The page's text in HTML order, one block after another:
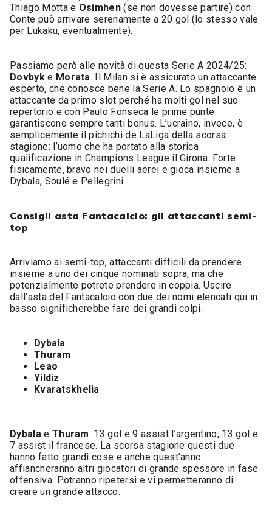
Thiago Motta e Osimhen(se non dovesse partire) con
Conte può arrivare serenamente a 20 gol (lo stesso vale
per Lukaku, eventualmente).
Passiamo però alle novità di questa Serie A 2024/25:
Dovbyke Morata. Il Milan si è assicurato un attaccante
esperto, che conosce bene la Serie A. Lo spagnolo è un
attaccante da primo slot perché ha molti gol nel suo
repertorio e con Paulo Fonseca le prime punte
garantiscono sempre tanti bonus. L’ucraino, invece, è
semplicemente il pichichi de LaLiga della scorsa
stagione: l’uomo che ha portato alla storica
qualificazione in Champions League il Girona. Forte
fisicamente, bravo nei duelli aerei e gioca insieme a
Dybala, Soulé e Pellegrini.
Consigli asta Fantacalcio: gli attaccanti semi-
top
Arriviamo ai semi-top, attaccanti difficili da prendere
insieme a uno dei cinque nominati sopra, ma che
potenzialmente potrete prendere in coppia. Uscire
dall’asta del Fantacalcio con due dei nomi elencati qui in
basso significherebbe fare dei grandi colpi.
Dybala
Thuram
Leao
Yildiz
Kvaratskhelia
Dybalae Thuram: 13 gol e 9 assist l’argentino, 13 gol e
7 assist il francese. La scorsa stagione questi due
hanno fatto grandi cose e anche quest’anno
affiancheranno altri giocatori di grande spessore in fase
offensiva. Potranno ripetersi e vi permetteranno di
creare un grande attacco.